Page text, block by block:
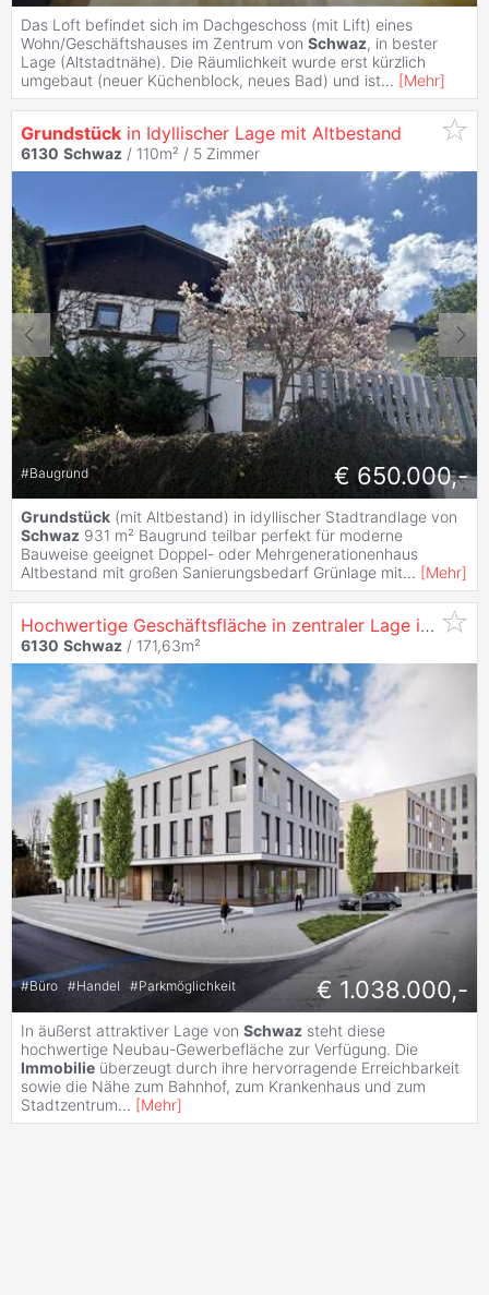
Das Loft befindet sich im Dachgeschoss (mit Lift) eines
Wohn/Geschäftshauses im Zentrum von Schwaz, in bester
Lage (Altstadtnähe). Die Räumlichkeit wurde erst kürzlich
umgebaut (neuer Küchenblock, neues Bad) und ist... [Mehr]
Grundstück in Idyllischer Lage mit Altbestand
6130 Schwaz / 110m² / 5 Zimmer
#Baugrund € 650.000,-
Grundstück (mit Altbestand) in idyllischer Stadtrandlage von
Schwaz 931 m² Baugrund teilbar perfekt für moderne
Bauweise geeignet Doppel- oder Mehrgenerationenhaus
Altbestand mit großen Sanierungsbedarf Grünlage mit... [Mehr]
Hochwertige Geschäftsfläche in zentraler Lage in
6130 Schwaz / 171,63m²
#Büro #Handel #Parkmöglichkeit € 1.038.000,-
In äußerst attraktiver Lage von Schwaz steht diese
hochwertige Neubau-Gewerbefläche zur Verfügung. Die
Immobilie überzeugt durch ihre hervorragende Erreichbarkeit
sowie die Nähe zum Bahnhof, zum Krankenhaus und zum
Stadtzentrum... [Mehr]